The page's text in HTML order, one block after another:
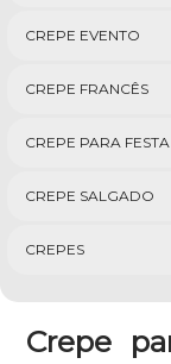
CREPE EVENTO
CREPE FRANCÊS
CREPE PARA FESTA
CREPE SALGADO
CREPES
Crepe